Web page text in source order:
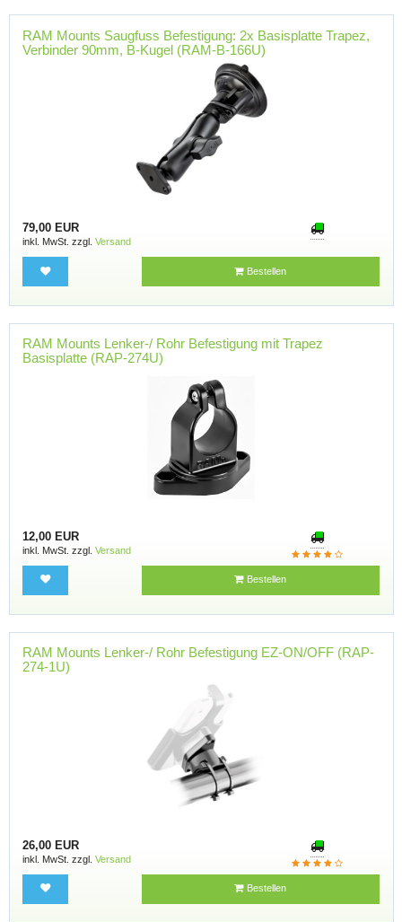
RAM Mounts Saugfuss Befestigung: 2x Basisplatte Trapez,
Verbinder 90mm, B-Kugel (RAM-B-166U)
79,00 EUR
inkl. MwSt. zzgl. Versand
Bestellen
RAM Mounts Lenker-/ Rohr Befestigung mit Trapez
Basisplatte (RAP-274U)
12,00 EUR
inkl. MwSt. zzgl. Versand
Bestellen
RAM Mounts Lenker-/ Rohr Befestigung EZ-ON/OFF (RAP-
274-1U)
26,00 EUR
inkl. MwSt. zzgl. Versand
Bestellen